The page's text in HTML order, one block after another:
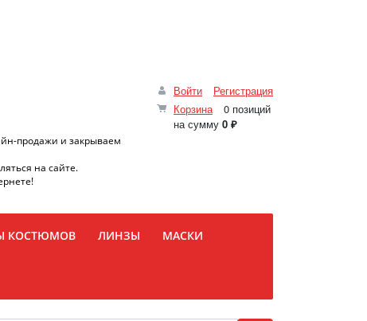
Войти
Регистрация
Корзина
0 позиций
на сумму 0 ₽
продажи и закрываем
на сайте.
КОСТЮМОВ ЛИНЗЫ МАСКИ